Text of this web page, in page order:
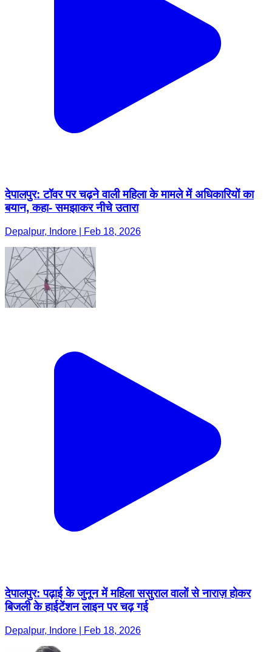
देपालपुर: टॉवर पर चढ़ने वाली महिला के मामले में अधिकारियों का
बयान, कहा- समझाकर नीचे उतारा
Depalpur, Indore | Feb 18, 2026
देपालपुर: पढ़ाई के जुनून में महिला ससुराल वालों से नाराज़ होकर
बिजली के हाईटेंशन लाइन पर चढ़ गई
Depalpur, Indore | Feb 18, 2026